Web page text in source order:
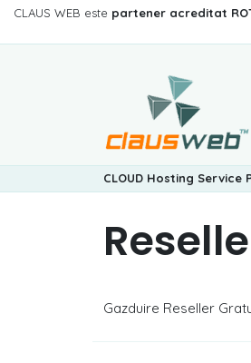
CLAUS WEB este partener acreditat
CLOUD Hosting Service
Gazduire Reseller